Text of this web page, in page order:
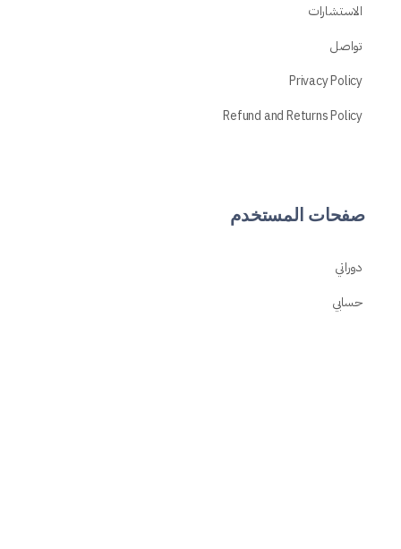
الاستشارات
تواصل
Privacy Policy
Refund and Returns Policy
صفحات المستخدم
دوراتي
حسابي